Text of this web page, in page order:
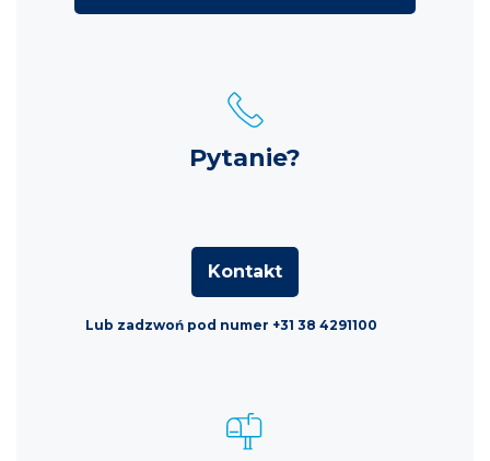
Pytanie?
Kontakt
Lub zadzwoń pod numer +31 38 4291100